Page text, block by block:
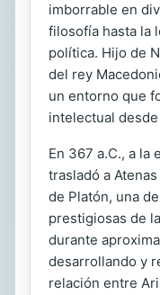
imborrable en
filosofía hasta la
política. Hijo de
del rey
un entorno que
intelectual
En 367 a.C., a la
trasladó a
de Platón, una
prestigiosas de
durante
desarrollando y
relación entre